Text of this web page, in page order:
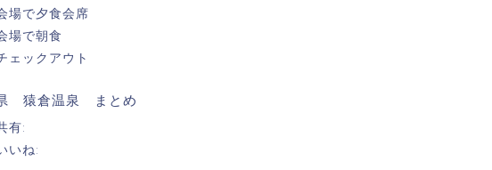
場で夕食会席
場で朝食
ェックアウト
猿倉温泉 まとめ
有:
いね: